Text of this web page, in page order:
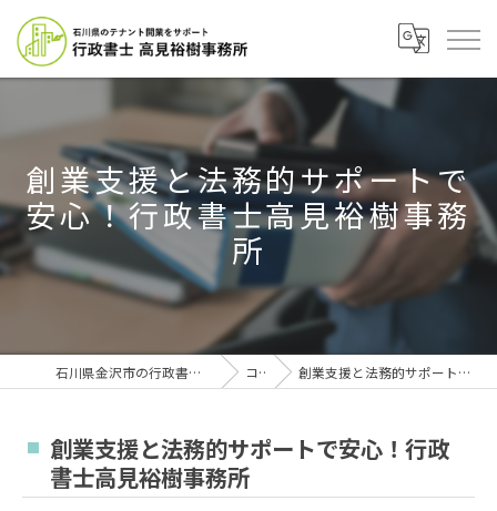
創業支援と法務的サポートで
安心！行政書士高見裕樹事務
所
石川県金沢市の行政書士なら行政書士高見裕樹事務所 コラム 創業支援と法務的サポートで安心！行政書士高見裕樹事務所
創業支援と法務的サポートで安心！行政
書士高見裕樹事務所